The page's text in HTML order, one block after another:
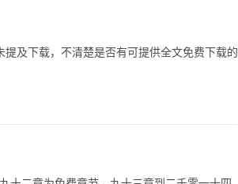
及下载，不清楚是否有可提供全文免费下载的